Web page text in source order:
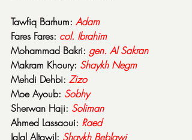
Tawfiq Barhum: Adam
Fares Fares: col. Ibrahim
Mohammad Bakri: gen. Al Sakran
Makram Khoury: Shaykh Negm
Mehdi Dehbi: Zizo
Moe Ayoub: Sobhy
Sherwan Haji: Soliman
Ahmed Lassaoui: Raed
Jalal Altawil: Shaykh Beblawi